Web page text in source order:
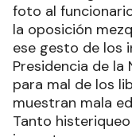
foto al
la oposición
ese gesto de los
Presidencia de la
para mal de los
muestran mala
Tanto